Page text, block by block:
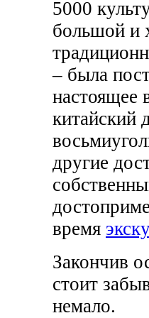
5000
большой и
– была
настоящее
китайский
другие
время
Закончив
стоит
немало.